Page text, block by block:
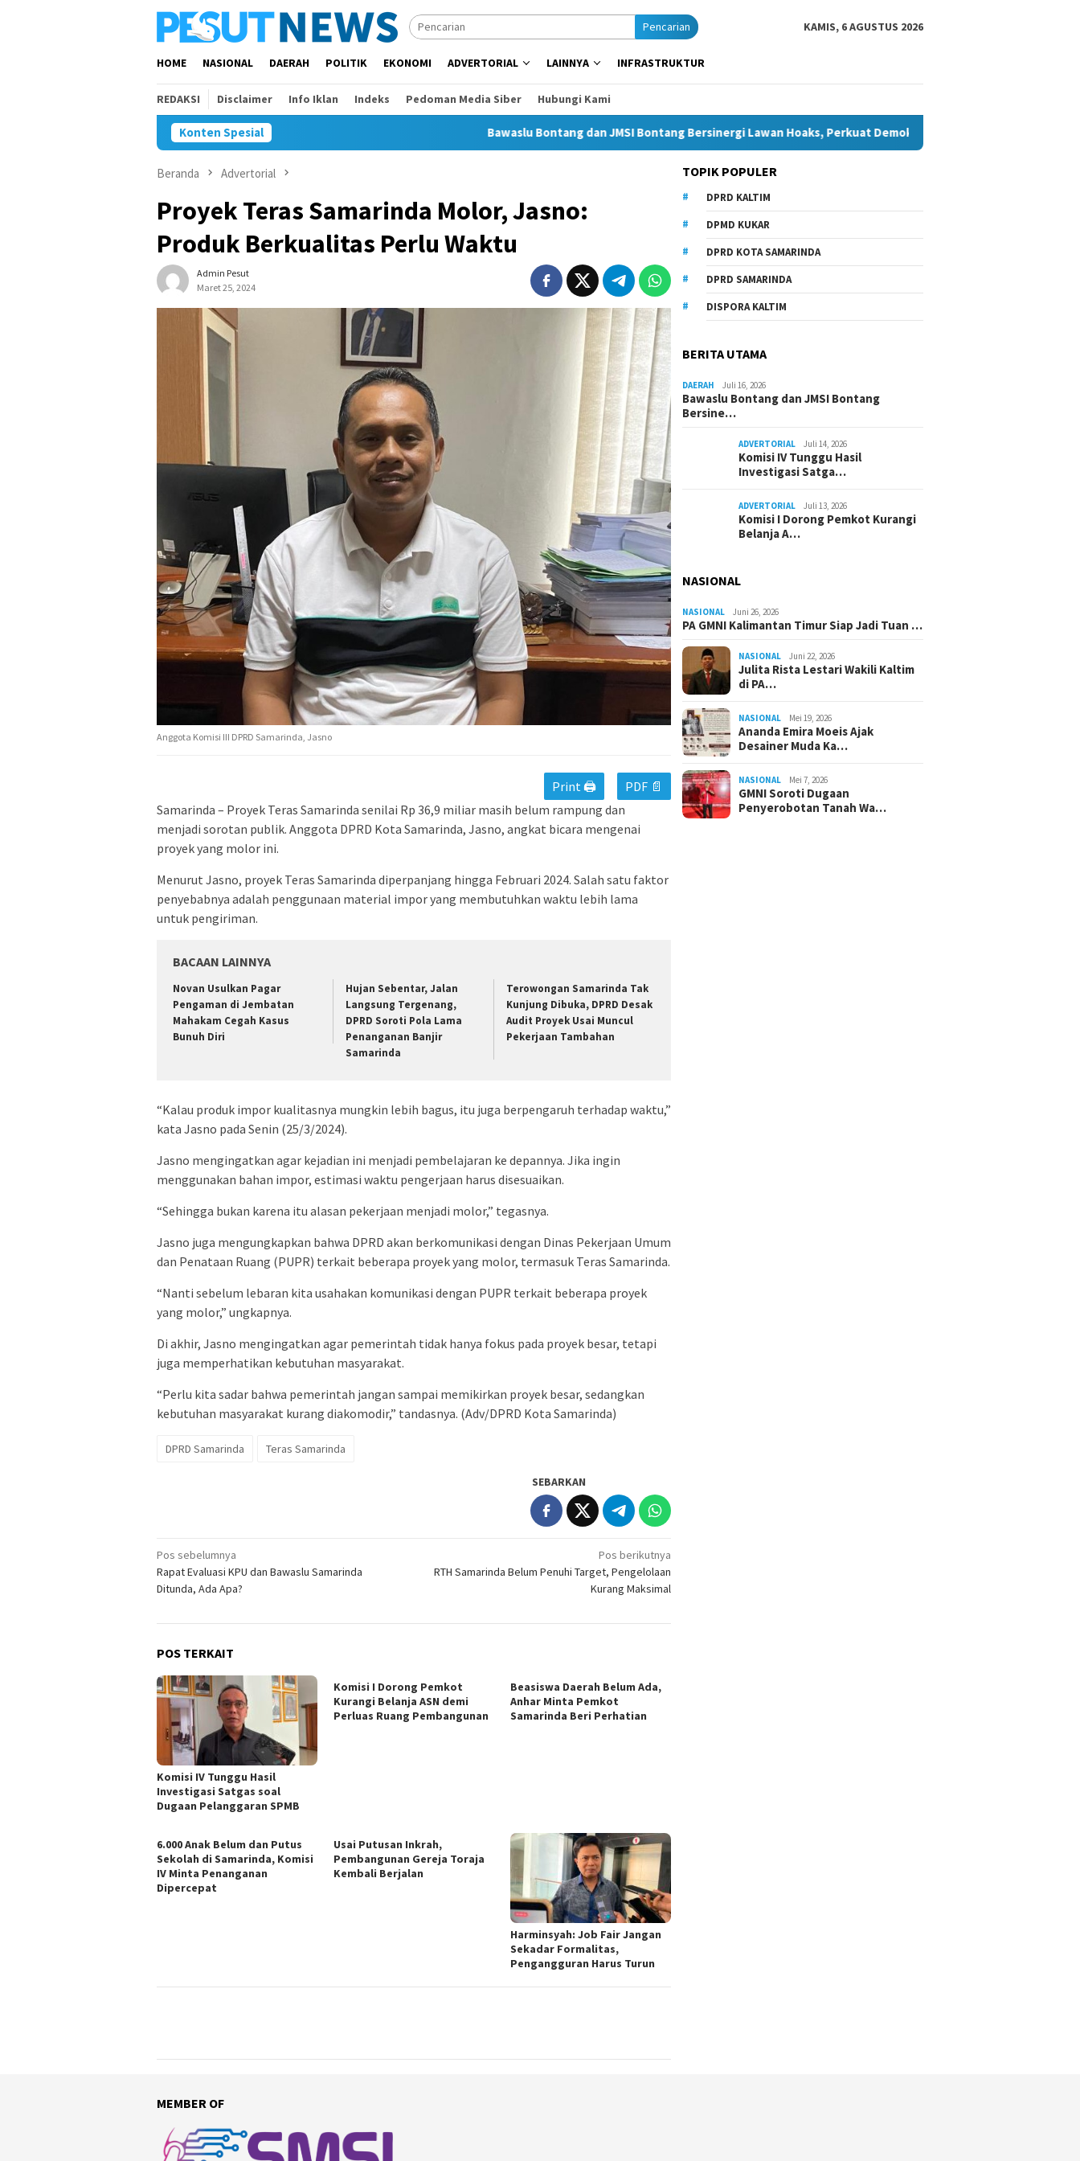
Pencarian KAMIS, 6 AGUSTUS 2026
HOME NASIONAL DAERAH POLITIK EKONOMI ADVERTORIAL LAINNYA INFRASTRUKTUR
REDAKSI Disclaimer Info Iklan Indeks Pedoman Media Siber Hubungi Kami
Konten Spesial Bawaslu Bontang dan JMSI Bontang Bersinergi Lawan Hoaks, Perkuat Demokrasi Jelang Pemilu 2029
Beranda Advertorial
Proyek Teras Samarinda Molor, Jasno:
Produk Berkualitas Perlu Waktu
Admin Pesut
Maret 25, 2024
Anggota Komisi III DPRD Samarinda, Jasno
Print 🖨
PDF 📄
Samarinda – Proyek Teras Samarinda senilai Rp 36,9 miliar masih belum rampung dan
menjadi sorotan publik. Anggota DPRD Kota Samarinda, Jasno, angkat bicara mengenai
proyek yang molor ini.
Menurut Jasno, proyek Teras Samarinda diperpanjang hingga Februari 2024. Salah satu faktor
penyebabnya adalah penggunaan material impor yang membutuhkan waktu lebih lama
untuk pengiriman.
BACAAN LAINNYA
Novan Usulkan Pagar
Pengaman di Jembatan
Mahakam Cegah Kasus
Bunuh Diri
Hujan Sebentar, Jalan
Langsung Tergenang,
DPRD Soroti Pola Lama
Penanganan Banjir
Samarinda
Terowongan Samarinda Tak
Kunjung Dibuka, DPRD Desak
Audit Proyek Usai Muncul
Pekerjaan Tambahan
“Kalau produk impor kualitasnya mungkin lebih bagus, itu juga berpengaruh terhadap waktu,”
kata Jasno pada Senin (25/3/2024).
Jasno mengingatkan agar kejadian ini menjadi pembelajaran ke depannya. Jika ingin
menggunakan bahan impor, estimasi waktu pengerjaan harus disesuaikan.
“Sehingga bukan karena itu alasan pekerjaan menjadi molor,” tegasnya.
Jasno juga mengungkapkan bahwa DPRD akan berkomunikasi dengan Dinas Pekerjaan Umum
dan Penataan Ruang (PUPR) terkait beberapa proyek yang molor, termasuk Teras Samarinda.
“Nanti sebelum lebaran kita usahakan komunikasi dengan PUPR terkait beberapa proyek
yang molor,” ungkapnya.
Di akhir, Jasno mengingatkan agar pemerintah tidak hanya fokus pada proyek besar, tetapi
juga memperhatikan kebutuhan masyarakat.
“Perlu kita sadar bahwa pemerintah jangan sampai memikirkan proyek besar, sedangkan
kebutuhan masyarakat kurang diakomodir,” tandasnya. (Adv/DPRD Kota Samarinda)
DPRD Samarinda Teras Samarinda
SEBARKAN
Navigasi
pos
Pos sebelumnya
Rapat Evaluasi KPU dan Bawaslu Samarinda
Ditunda, Ada Apa?
Pos berikutnya
RTH Samarinda Belum Penuhi Target, Pengelolaan
Kurang Maksimal
POS TERKAIT
Komisi IV Tunggu Hasil
Investigasi Satgas soal
Dugaan Pelanggaran SPMB
Komisi I Dorong Pemkot
Kurangi Belanja ASN demi
Perluas Ruang Pembangunan
Beasiswa Daerah Belum Ada,
Anhar Minta Pemkot
Samarinda Beri Perhatian
6.000 Anak Belum dan Putus
Sekolah di Samarinda, Komisi
IV Minta Penanganan
Dipercepat
Usai Putusan Inkrah,
Pembangunan Gereja Toraja
Kembali Berjalan
Harminsyah: Job Fair Jangan
Sekadar Formalitas,
Pengangguran Harus Turun
TOPIK POPULER
DPRD KALTIM
DPMD KUKAR
DPRD KOTA SAMARINDA
DPRD SAMARINDA
DISPORA KALTIM
BERITA UTAMA
DAERAH Juli 16, 2026
Bawaslu Bontang dan JMSI Bontang
Bersine…
ADVERTORIAL Juli 14, 2026
Komisi IV Tunggu Hasil
Investigasi Satga…
ADVERTORIAL Juli 13, 2026
Komisi I Dorong Pemkot Kurangi
Belanja A…
NASIONAL
NASIONAL Juni 26, 2026
PA GMNI Kalimantan Timur Siap Jadi Tuan …
NASIONAL Juni 22, 2026
Julita Rista Lestari Wakili Kaltim
di PA…
NASIONAL Mei 19, 2026
Ananda Emira Moeis Ajak
Desainer Muda Ka…
NASIONAL Mei 7, 2026
GMNI Soroti Dugaan
Penyerobotan Tanah Wa…
MEMBER OF